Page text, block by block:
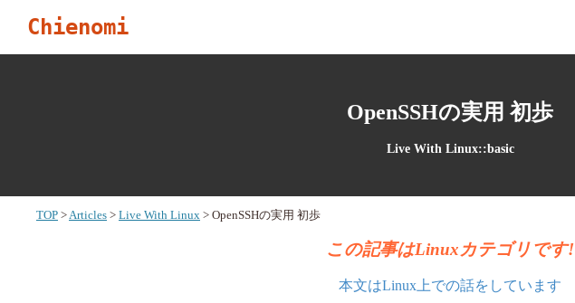
Chienomi
OpenSSHの実用 初歩
Live With Linux::basic
TOP Articles Live With Linux OpenSSHの実用 初歩
この記事はLinuxカテゴリです!
本文はLinux上での話をしています